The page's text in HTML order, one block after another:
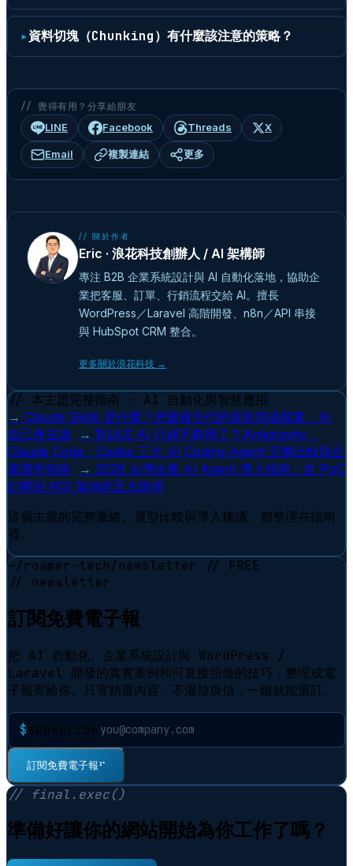
資料切塊（Chunking）有什麼該注意的策略？
// 覺得有用？分享給朋友
LINE Facebook Threads X
Email 複製連結 更多
// 關於作者
Eric · 浪花科技創辦人 / AI 架構師
專注 B2B 企業系統設計與 AI 自動化落地，協助企
業把客服、訂單、行銷流程交給 AI。擅長
WordPress／Laravel 高階開發、n8n／API 串接
與 HubSpot CRM 整合。
更多關於浪花科技 →
// 本主題完整指南 · AI 自動化與智慧應用
→ Claude Skills 是什麼？把重複交代的規矩寫成檔案，AI
自己會去讀
→ 對話式 AI 已經不夠用了？Antigravity、
Claude Code、Codex 三大 AI Coding Agent 完整比較與企
業選型指南
→ 2026 台灣企業 AI Agent 導入指南：從 PoC
幻覺到 ROI 落地的五大路徑
這個主題的完整脈絡、選型比較與導入建議，都整理在指南
裡。
~/roamer-tech/newsletter
// FREE
// newsletter
訂閱免費電子報
把 AI 自動化、企業系統設計與 WordPress /
Laravel 開發的真實案例和可直接照做的技巧，整理成電
子報寄給你。只寄精選內容、不灌垃圾信，一鍵就能退訂。
$subscribe
訂閱免費電子報⠋
// final.exec()
準備好讓你的網站開始為你工作了嗎？